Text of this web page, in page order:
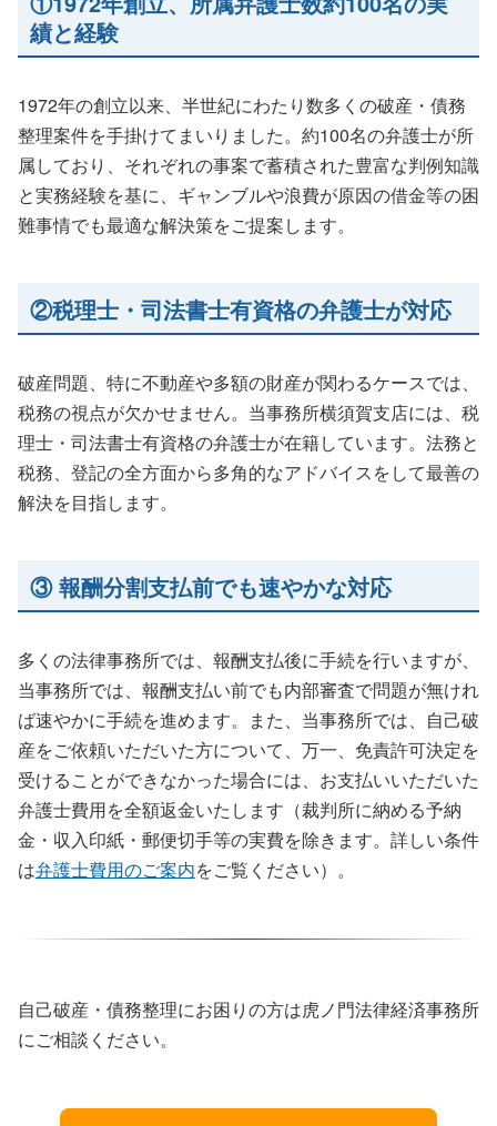
績と経験
1972年の創立以来、半世紀にわたり数多くの破産・債務
整理案件を手掛けてまいりました。約100名の弁護士が所
属しており、それぞれの事案で蓄積された豊富な判例知識
と実務経験を基に、ギャンブルや浪費が原因の借金等の困
難事情でも最適な解決策をご提案します。
②税理士・司法書士有資格の弁護士が対応
破産問題、特に不動産や多額の財産が関わるケースでは、
税務の視点が欠かせません。当事務所横須賀支店には、税
理士・司法書士有資格の弁護士が在籍しています。法務と
税務、登記の全方面から多角的なアドバイスをして最善の
解決を目指します。
③ 報酬分割支払前でも速やかな対応
多くの法律事務所では、報酬支払後に手続を行いますが、
当事務所では、報酬支払い前でも内部審査で問題が無けれ
ば速やかに手続を進めます。また、当事務所では、自己破
産をご依頼いただいた方について、万一、免責許可決定を
受けることができなかった場合には、お支払いいただいた
弁護士費用を全額返金いたします（裁判所に納める予納
金・収入印紙・郵便切手等の実費を除きます。詳しい条件
は弁護士費用のご案内をご覧ください）。
自己破産・債務整理にお困りの方は虎ノ門法律経済事務所
にご相談ください。